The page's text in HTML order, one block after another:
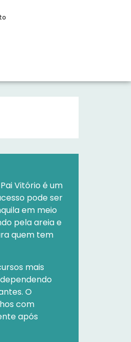
Vitório é um
pode ser
em meio
pela areia e
quem tem
mais
O
com
após